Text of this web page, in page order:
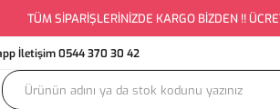
TÜM SİPARİŞLERİNİZDE KARGO BİZDEN !!
İletişim 0544 370 30 42